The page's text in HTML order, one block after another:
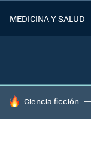
MEDICINA Y SALUD
HOY SE HABLA DE
Ciencia ficción